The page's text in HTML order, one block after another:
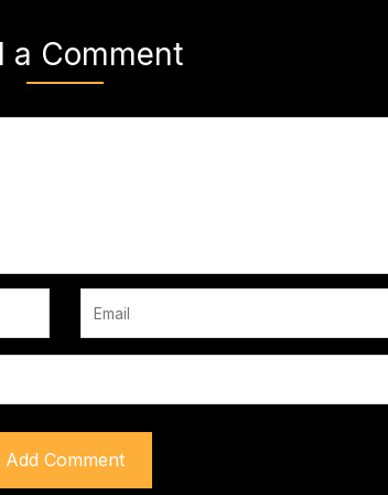
a Comment